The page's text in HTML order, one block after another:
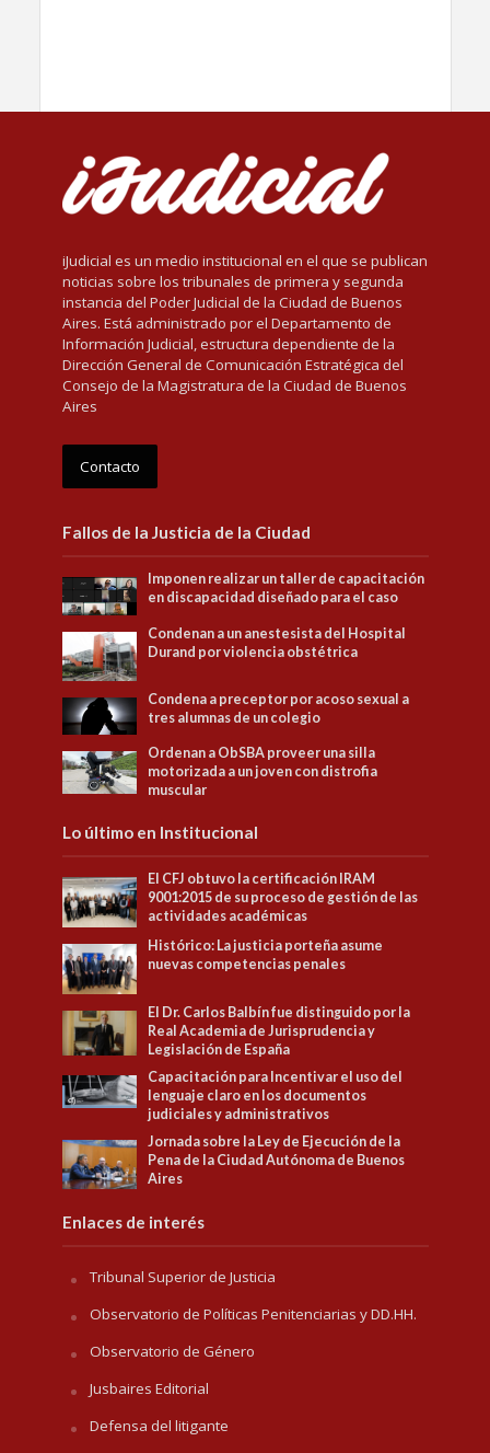
iJudicial es un medio institucional en el que se publican
noticias sobre los tribunales de primera y segunda
instancia del Poder Judicial de la Ciudad de Buenos
Aires. Está administrado por el Departamento de
Información Judicial, estructura dependiente de la
Dirección General de Comunicación Estratégica del
Consejo de la Magistratura de la Ciudad de Buenos
Aires
Contacto
Fallos de la Justicia de la Ciudad
Imponen realizar un taller de capacitación
en discapacidad diseñado para el caso
Condenan a un anestesista del Hospital
Durand por violencia obstétrica
Condena a preceptor por acoso sexual a
tres alumnas de un colegio
Ordenan a ObSBA proveer una silla
motorizada a un joven con distrofia
muscular
Lo último en Institucional
El CFJ obtuvo la certificación IRAM
9001:2015 de su proceso de gestión de las
actividades académicas
Histórico: La justicia porteña asume
nuevas competencias penales
El Dr. Carlos Balbín fue distinguido por la
Real Academia de Jurisprudencia y
Legislación de España
Capacitación para Incentivar el uso del
lenguaje claro en los documentos
judiciales y administrativos
Jornada sobre la Ley de Ejecución de la
Pena de la Ciudad Autónoma de Buenos
Aires
Enlaces de interés
Tribunal Superior de Justicia
Observatorio de Políticas Penitenciarias y DD.HH.
Observatorio de Género
Jusbaires Editorial
Defensa del litigante